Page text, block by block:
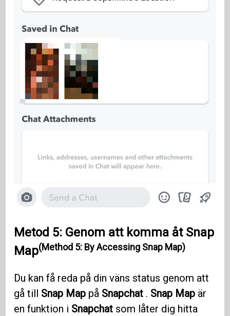
Metod 5: Genom att komma åt Snap
Map(Method 5: By Accessing Snap Map)
Du kan få reda på din väns status genom att
gå till Snap Map på Snapchat . Snap Map är
en funktion i Snapchat som låter dig hitta